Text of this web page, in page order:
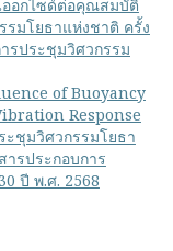
อกไซด์ต่อคุณสมบัติ
รมโยธาแห่งชาติ ครั้ง
รประชุมวิศวกรรม
of Buoyancy
Response
ะชุมวิศวกรรมโยธา
ารประกอบการ
ปี พ.ศ. 2568